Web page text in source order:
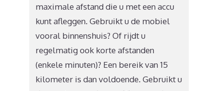
maximale afstand die u met een accu
kunt afleggen. Gebruikt u de mobiel
vooral binnenshuis? Of rijdt u
regelmatig ook korte afstanden
(enkele minuten)? Een bereik van 15
kilometer is dan voldoende. Gebruikt u